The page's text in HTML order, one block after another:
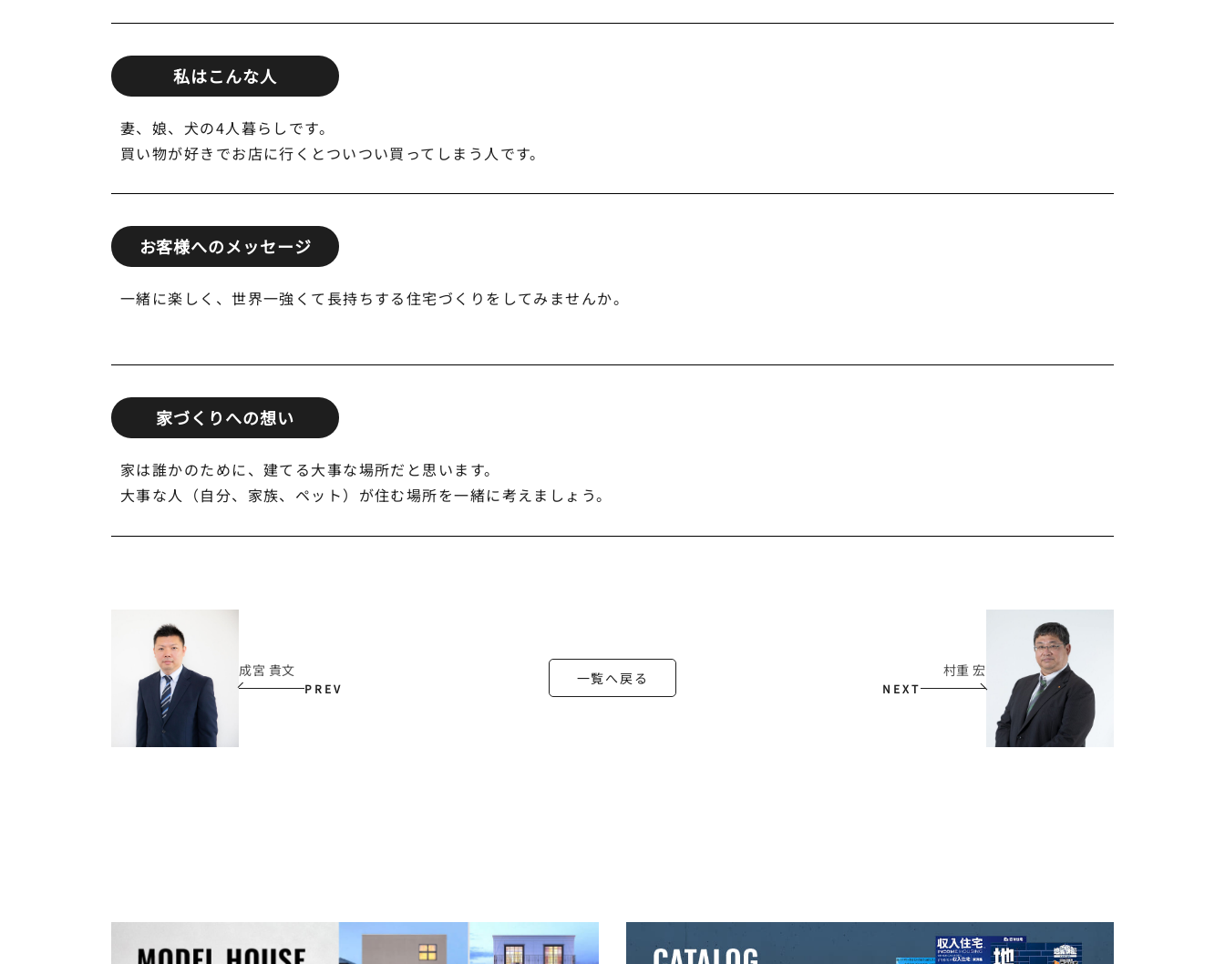
私はこんな人
妻、娘、犬の4人暮らしです。
買い物が好きでお店に行くとついつい買ってしまう人です。
お客様へのメッセージ
一緒に楽しく、世界一強くて長持ちする住宅づくりをしてみませんか。
家づくりへの想い
家は誰かのために、建てる大事な場所だと思います。
大事な人（自分、家族、ペット）が住む場所を一緒に考えましょう。
成宮 貴文
PREV
一覧へ戻る 村重 宏
NEXT